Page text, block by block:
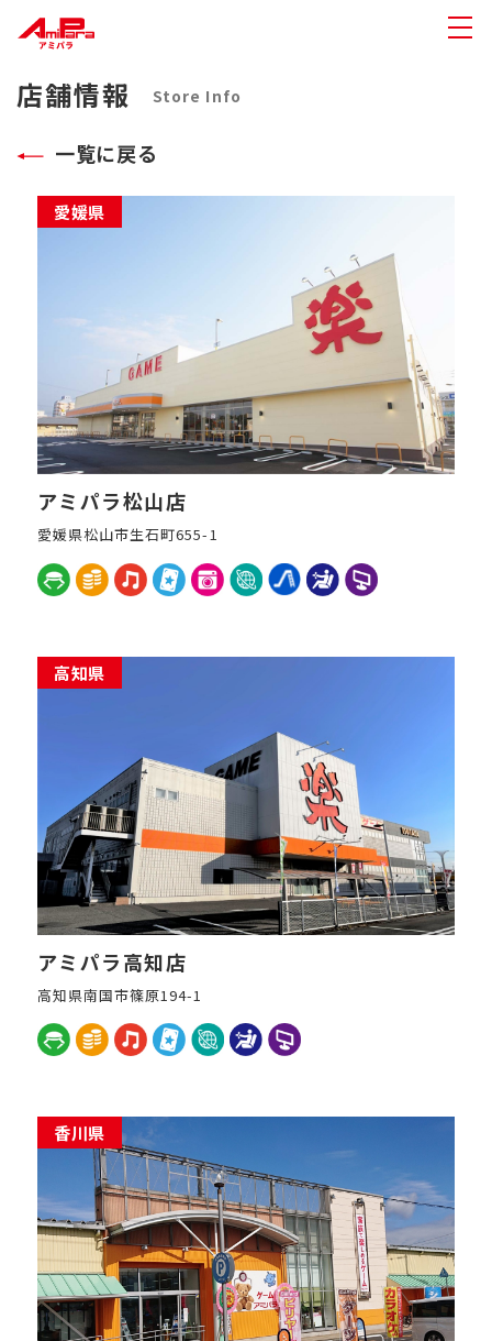
店舗情報 Store Info
一覧に戻る
愛媛県
アミパラ松山店
愛媛県松山市生石町655-1
高知県
アミパラ高知店
高知県南国市篠原194-1
香川県